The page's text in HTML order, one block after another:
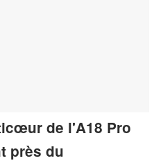
de l'A18 Pro
près du